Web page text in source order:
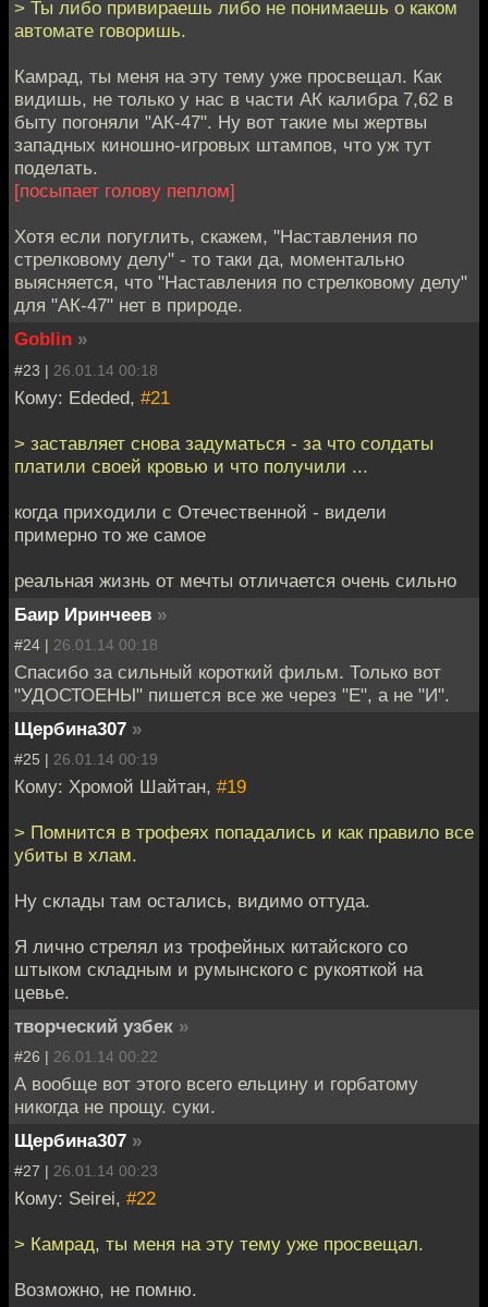
> Ты либо привираешь либо не понимаешь о каком
автомате говоришь.
Камрад, ты меня на эту тему уже просвещал. Как
видишь, не только у нас в части АК калибра 7,62 в
быту погоняли "АК-47". Ну вот такие мы жертвы
западных киношно-игровых штампов, что уж тут
поделать.
[посыпает голову пеплом]
Хотя если погуглить, скажем, "Наставления по
стрелковому делу" - то таки да, моментально
выясняется, что "Наставления по стрелковому делу"
для "АК-47" нет в природе.
Goblin »
#23 | 26.01.14 00:18
Кому: Ededed, #21
> заставляет снова задуматься - за что солдаты
платили своей кровью и что получили ...
когда приходили с Отечественной - видели
примерно то же самое
реальная жизнь от мечты отличается очень сильно
Баир Иринчеев »
#24 | 26.01.14 00:18
Спасибо за сильный короткий фильм. Только вот
"УДОСТОЕНЫ" пишется все же через "Е", а не "И".
Щербина307 »
#25 | 26.01.14 00:19
Кому: Хромой Шайтан, #19
> Помнится в трофеях попадались и как правило все
убиты в хлам.
Ну склады там остались, видимо оттуда.
Я лично стрелял из трофейных китайского со
штыком складным и румынского с рукояткой на
цевье.
творческий узбек »
#26 | 26.01.14 00:22
А вообще вот этого всего ельцину и горбатому
никогда не прощу. суки.
Щербина307 »
#27 | 26.01.14 00:23
Кому: Seirei, #22
> Камрад, ты меня на эту тему уже просвещал.
Возможно, не помню.